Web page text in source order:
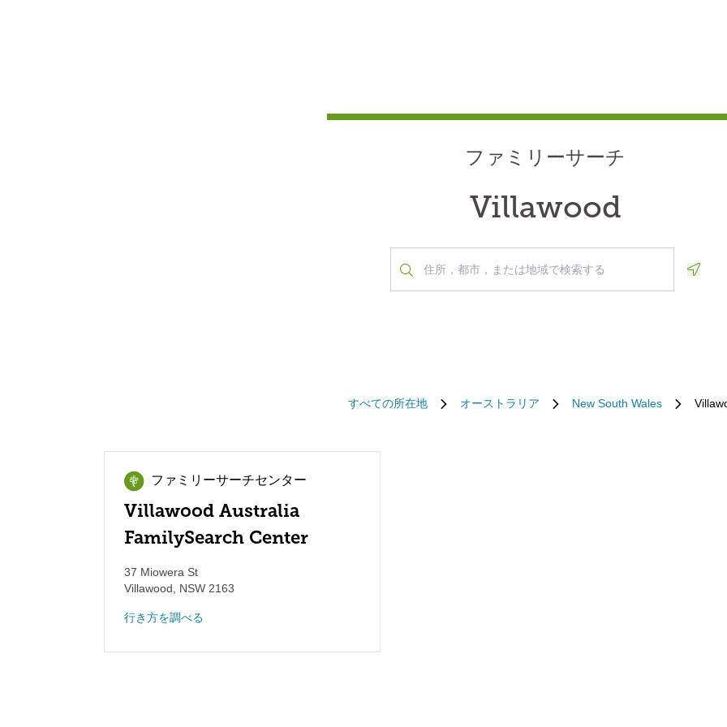
ファミリーサーチ
Villawood
すべての所在地 オーストラリア New South Wales
ファミリーサーチセンター
Villawood Australia
FamilySearch Center
37 Miowera St
Villawood
NSW 2163
行き方を調べる